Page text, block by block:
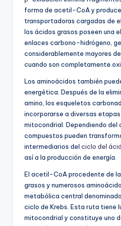
forma de acetil-CoA y
transportadoras cargadas de
los ácidos grasos poseen una
enlaces carbono-hidrógeno,
considerablemente mayores
cuando son completamente
Los aminoácidos también
energética. Después de la
amino, los esqueletos
incorporarse a diversas
mitocondrial. Dependiendo del
compuestos pueden
intermediarios del ciclo del
así a la producción de energía.
El acetil-CoA procedente de
grasos y numerosos
metabólica central denominada
ciclo de Krebs. Esta ruta tiene
mitocondrial y constituye uno